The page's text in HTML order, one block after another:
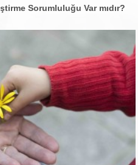
Sorumluluğu Var mıdır?